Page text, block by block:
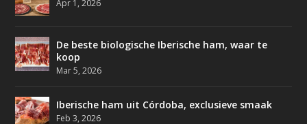
Apr 1, 2026
De beste biologische Iberische ham, waar te
koop
Mar 5, 2026
Iberische ham uit Córdoba, exclusieve smaak
Feb 3, 2026